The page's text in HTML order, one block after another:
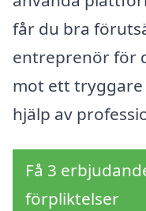
får du bra
entreprenör för
mot ett tryggare
hjälp av
Få 3
förpliktelser